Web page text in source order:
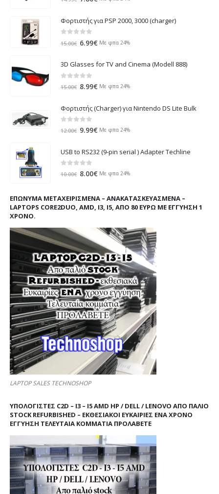
was:
14.99€.
τιμή
Φορτιστής για PSP 2000, 3000 (charger)
out of 5
15.00€ Original
was:
15.00€.
6.99€ Η
τιμή
Με φπα 24%
3D Glasses for TV and Cinema (Modell 888)
out of 5
15.00€ Original
was:
15.00€.
8.99€ Η
τιμή
είναι:
Με φπα 24%
Φορτιστής (Charger) για Nintendo DS Lite Bulk
out of 5
12.00€ Original
was:
12.00€.
9.99€ Η
τιμή
είναι:
Με φπα 24%
USB to RS232 (9-pin serial ) Adapter Techline
out of 5
10.00€ Original
10.00€.
8.00€ Η
είναι:
8.00€.
Με φπα 24%
ΕΠΏΝΥΜΑ ΜΕΤΑΧΕΙΡΙΣΜΈΝΑ – ΑΝΑΚΑΤΑΣΚΕΥΑΣΜΈΝΑ –
LAPTOPS CORE2DUO, AMD, I3, I5, ΑΠΌ 80 ΕΥΡΏ ΜΕ ΕΓΓΎΗΣΗ 1
ΧΡΌΝΟ.
LAPTOP SALES TECHNOSHOP
ΥΠΟΛΟΓΙΣΤΕΣ C2D – I3 – I5 AMD HP / DELL / LENOVO ΑΠΟ ΠΑΛΙΌ
STOCK REFURBISHED – ΕΚΘΕΣΙΑΚΟΊ ΕΥΚΑΙΡΊΕΣ ΈΝΑ ΧΡΌΝΟ
ΕΓΓΎΗΣΗ ΤΕΛΕΥΤΑΊΑ ΚΟΜΜΆΤΙΑ ΠΡΟΛΑΒΕΤΕ